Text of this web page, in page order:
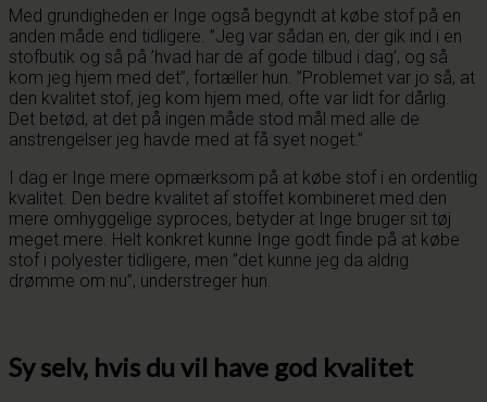
Med grundigheden er Inge også begyndt at købe stof på en
anden måde end tidligere. ”Jeg var sådan en, der gik ind i en
stofbutik og så på ’hvad har de af gode tilbud i dag’, og så
kom jeg hjem med det”, fortæller hun. ”Problemet var jo så, at
den kvalitet stof, jeg kom hjem med, ofte var lidt for dårlig.
Det betød, at det på ingen måde stod mål med alle de
anstrengelser jeg havde med at få syet noget.”
I dag er Inge mere opmærksom på at købe stof i en ordentlig
kvalitet. Den bedre kvalitet af stoffet kombineret med den
mere omhyggelige syproces, betyder at Inge bruger sit tøj
meget mere. Helt konkret kunne Inge godt finde på at købe
stof i polyester tidligere, men ”det kunne jeg da aldrig
drømme om nu”, understreger hun.
Sy selv, hvis du vil have god kvalitet